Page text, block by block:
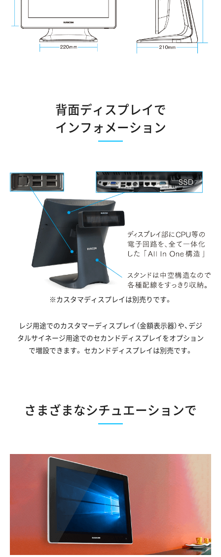
背面ディスプレイで
インフォメーション
※カスタマディスプレイは別売りです。
レジ用途でのカスタマーディスプレイ（金額表示器）や、デジ
タルサイネージ用途でのセカンドディスプレイをオプション
で増設できます。
セカンドディスプレイは別売です。
さまざまなシチュエーションで